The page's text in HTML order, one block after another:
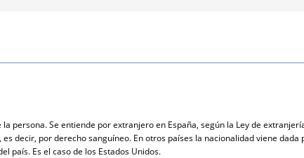
persona. Se entiende por extranjero en España, según la Ley de
decir, por derecho sanguíneo. En otros países la nacionalidad viene
país. Es el caso de los Estados Unidos.